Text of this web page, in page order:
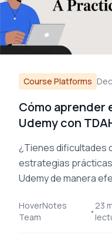
Course Platforms
Cómo aprender
Udemy con
¿Tienes dificultades
estrategias
Udemy de manera
de apuntes que
HoverNotes
Team
•
23